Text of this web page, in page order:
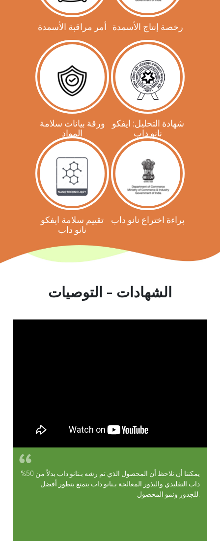
أمر مراقبة الأسمدة رخصة إنتاج الأسمدة
ورقة بيانات سلامة
المواد
شهادة التحليل: ايفكو
نانو داب
تقييم سلامة ايفكو
نانو داب
براءة اختراع نانو داب
الشهادات - التوصيات
يمكننا أن نلاحظ أن المحصول الذي تم رشه بـنانو داب بدلاً من 50%
داب التقليدي والبذور المعالجة بـنانو داب يتمتع بتطور أفضل